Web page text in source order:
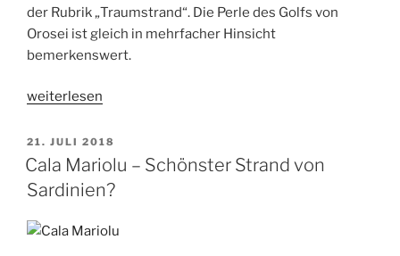
der Rubrik „Traumstrand“. Die Perle des Golfs von
Orosei ist gleich in mehrfacher Hinsicht
bemerkenswert.
„Spiaggia
Cala
Luna
–
auf
weiterlesen
VERÖFFENTLICHT
AM
21. JULI 2018
Cala Mariolu – Schönster Strand von
Sardinien?